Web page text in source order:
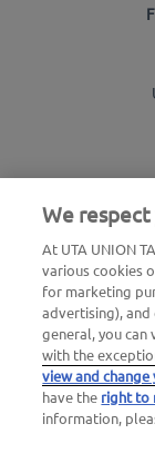
We
At UTA UNION
various cookies
for marketing
advertising),
general, you
with the
view and
have the right to
information,